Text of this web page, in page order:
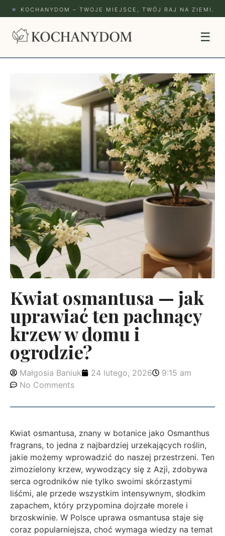
★ KOCHANYDOM – TWOJE MIEJSCE, TWÓJ RAJ NA ZIEMI.
☰
Kwiat osmantusa — jak
uprawiać ten pachnący
krzew w domu i
ogrodzie?
Małgosia Baniuk 24 lutego, 2026
9:15 am
No Comments
Kwiat osmantusa, znany w botanice jako Osmanthus
fragrans, to jedna z najbardziej urzekających roślin,
jakie możemy wprowadzić do naszej przestrzeni. Ten
zimozielony krzew, wywodzący się z Azji, zdobywa
serca ogrodników nie tylko swoimi skórzastymi
liśćmi, ale przede wszystkim intensywnym, słodkim
zapachem, który przypomina dojrzałe morele i
brzoskwinie. W Polsce uprawa osmantusa staje się
coraz popularniejsza, choć wymaga wiedzy na temat